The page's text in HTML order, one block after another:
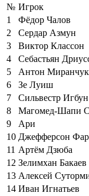
№ Игрок
1
Фёдор Чалов
2
Сердар Азмун
3
Виктор Классон
4
Себастьян
5
Антон Миранчук
6
Зе Луиш
7
Сильвестр Игбун
8
Магомед-Шапи
9
Ари
10 Джефферсон
11 Артём Дзюба
12 Зелимхан Бакаев
13 Алексей
14 Иван Игнатьев